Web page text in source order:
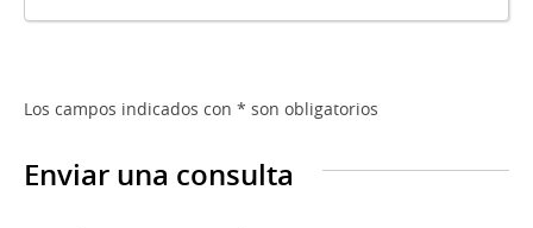
Los campos indicados con * son obligatorios
Enviar una consulta